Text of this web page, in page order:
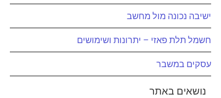
ישיבה נכונה מול מחשב
חשמל תלת פאזי – יתרונות ושימושים
עסקים במשבר
נושאים באתר